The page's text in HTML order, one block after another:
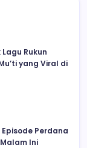
Rukun
yang Viral di
Perdana
Ini